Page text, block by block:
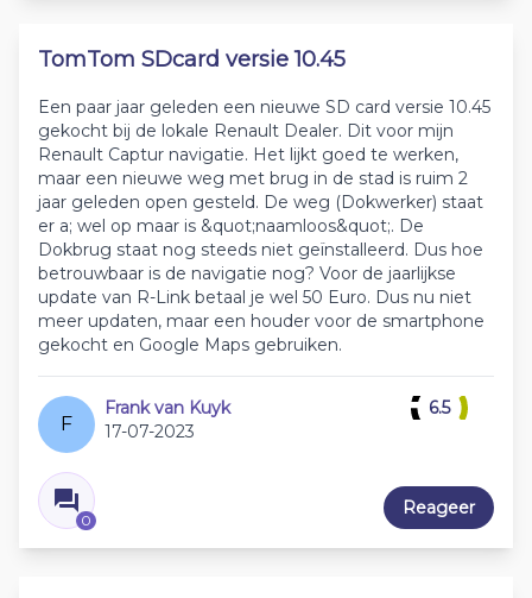
TomTom SDcard versie 10.45
Een paar jaar geleden een nieuwe SD card versie 10.45
gekocht bij de lokale Renault Dealer. Dit voor mijn
Renault Captur navigatie. Het lijkt goed te werken,
maar een nieuwe weg met brug in de stad is ruim 2
jaar geleden open gesteld. De weg (Dokwerker) staat
er a; wel op maar is &quot;naamloos&quot;. De
Dokbrug staat nog steeds niet geïnstalleerd. Dus hoe
betrouwbaar is de navigatie nog? Voor de jaarlijkse
update van R-Link betaal je wel 50 Euro. Dus nu niet
meer updaten, maar een houder voor de smartphone
gekocht en Google Maps gebruiken.
F
Frank van Kuyk
17-07-2023
0
6.5
Reageer